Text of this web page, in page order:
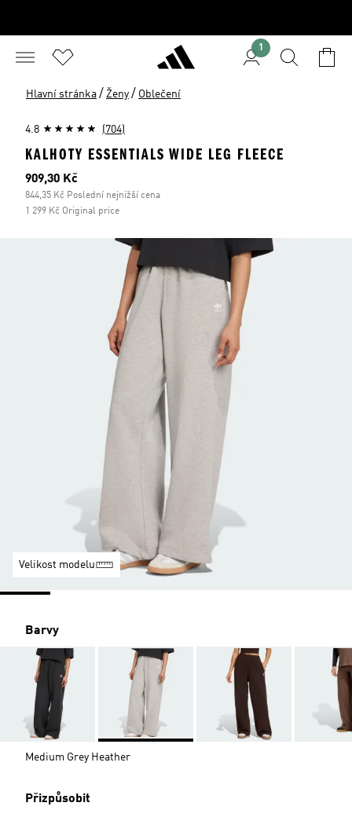
1
Hlavní stránka / Ženy / Oblečení
4.8 (704)
KALHOTY ESSENTIALS WIDE LEG FLEECE
Aktuální cena
909,30 Kč
844,35 Kč Poslední nejnižší cena
1 299 Kč Original price
Velikost modelu
Barvy
Medium Grey Heather
Přizpůsobit